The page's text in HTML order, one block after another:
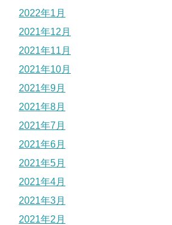
2022年1月
2021年12月
2021年11月
2021年10月
2021年9月
2021年8月
2021年7月
2021年6月
2021年5月
2021年4月
2021年3月
2021年2月